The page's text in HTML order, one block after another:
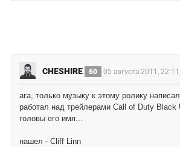
CHESHIRE 60 05 августа 2011,
ага, только музыку к этому ролику
работал над трейлерами Call of Duty Black
головы его имя...
нашел - Cliff Linn